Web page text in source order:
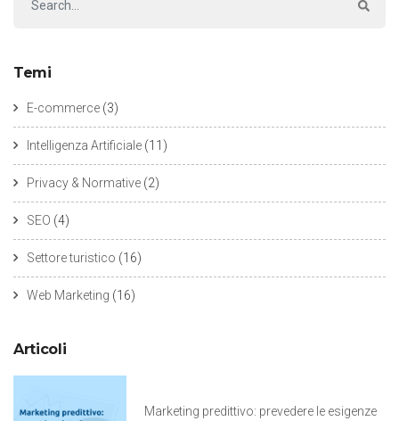
Temi
E-commerce (3)
Intelligenza Artificiale (11)
Privacy & Normative (2)
SEO (4)
Settore turistico (16)
Web Marketing (16)
Articoli
Marketing predittivo: prevedere le esigenze